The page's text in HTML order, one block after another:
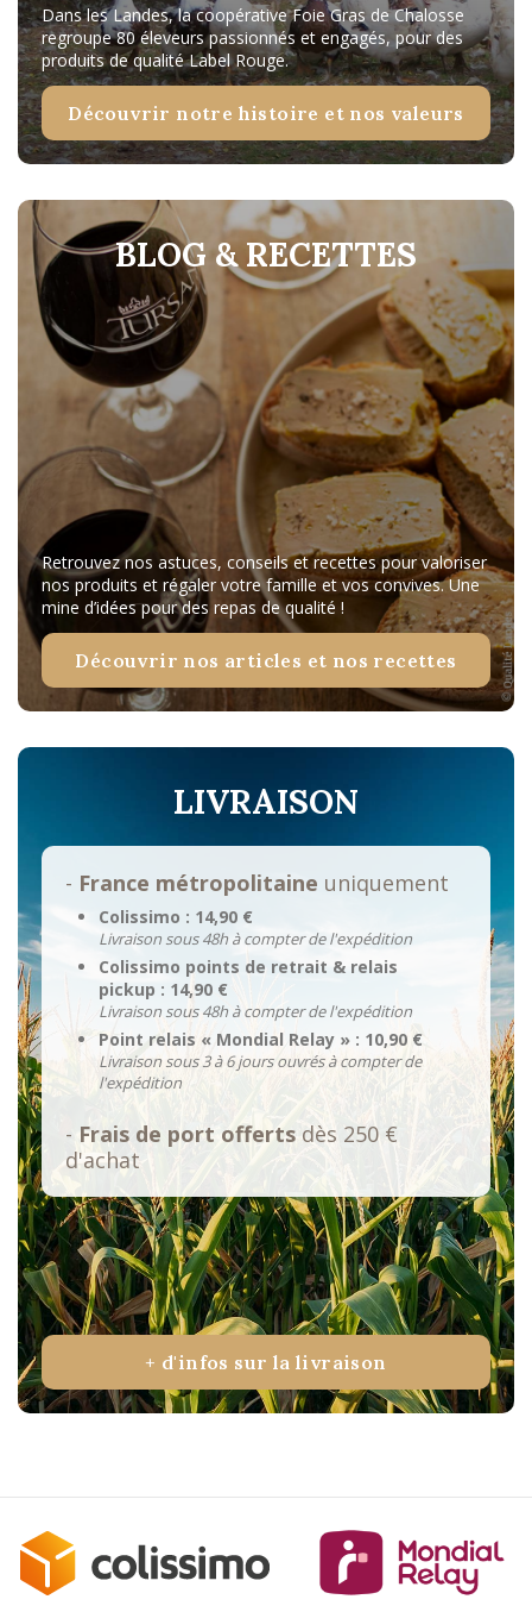
Dans les Landes, la coopérative Foie Gras de Chalosse
regroupe 80 éleveurs passionnés et engagés, pour des
produits de qualité Label Rouge.
Découvrir notre histoire et nos valeurs
BLOG & RECETTES
Retrouvez nos astuces, conseils et recettes pour valoriser
nos produits et régaler votre famille et vos convives. Une
mine d’idées pour des repas de qualité !
Découvrir nos articles et nos recettes
LIVRAISON
- France métropolitaine uniquement
Colissimo : 14,90 €
Livraison sous 48h à compter de l'expédition
Colissimo points de retrait & relais
pickup : 14,90 €
Livraison sous 48h à compter de l'expédition
Point relais « Mondial Relay » : 10,90 €
Livraison sous 3 à 6 jours ouvrés à compter de
l'expédition
- Frais de port offerts dès 250 €
d'achat
+ d'infos sur la livraison